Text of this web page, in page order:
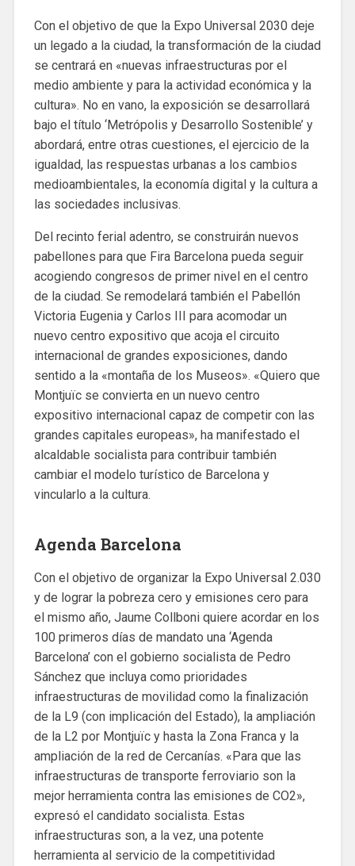
Con el objetivo de que la Expo Universal 2030 deje
un legado a la ciudad, la transformación de la ciudad
se centrará en «nuevas infraestructuras por el
medio ambiente y para la actividad económica y la
cultura». No en vano, la exposición se desarrollará
bajo el título ‘Metrópolis y Desarrollo Sostenible’ y
abordará, entre otras cuestiones, el ejercicio de la
igualdad, las respuestas urbanas a los cambios
medioambientales, la economía digital y la cultura a
las sociedades inclusivas.
Del recinto ferial adentro, se construirán nuevos
pabellones para que Fira Barcelona pueda seguir
acogiendo congresos de primer nivel en el centro
de la ciudad. Se remodelará también el Pabellón
Victoria Eugenia y Carlos III para acomodar un
nuevo centro expositivo que acoja el circuito
internacional de grandes exposiciones, dando
sentido a la «montaña de los Museos». «Quiero que
Montjuïc se convierta en un nuevo centro
expositivo internacional capaz de competir con las
grandes capitales europeas», ha manifestado el
alcaldable socialista para contribuir también
cambiar el modelo turístico de Barcelona y
vincularlo a la cultura.
Agenda Barcelona
Con el objetivo de organizar la Expo Universal 2.030
y de lograr la pobreza cero y emisiones cero para
el mismo año, Jaume Collboni quiere acordar en los
100 primeros días de mandato una ‘Agenda
Barcelona’ con el gobierno socialista de Pedro
Sánchez que incluya como prioridades
infraestructuras de movilidad como la finalización
de la L9 (con implicación del Estado), la ampliación
de la L2 por Montjuïc y hasta la Zona Franca y la
ampliación de la red de Cercanías. «Para que las
infraestructuras de transporte ferroviario son la
mejor herramienta contra las emisiones de CO2»,
expresó el candidato socialista. Estas
infraestructuras son, a la vez, una potente
herramienta al servicio de la competitividad